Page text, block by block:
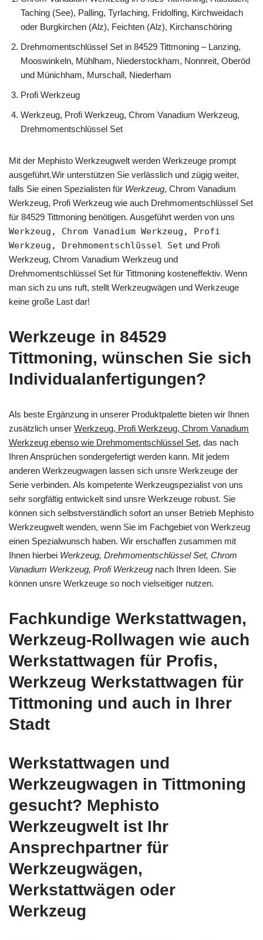
Taching (See), Palling, Tyrlaching, Fridolfing, Kirchweidach
oder Burgkirchen (Alz), Feichten (Alz), Kirchanschöring
Drehmomentschlüssel Set in 84529 Tittmoning – Lanzing,
Mooswinkeln, Mühlham, Niederstockham, Nonnreit, Oberöd
und Münichham, Murschall, Niederham
Profi Werkzeug
Werkzeug, Profi Werkzeug, Chrom Vanadium Werkzeug,
Drehmomentschlüssel Set
Mit der Mephisto Werkzeugwelt werden Werkzeuge prompt
ausgeführt.Wir unterstützen Sie verlässlich und zügig weiter,
falls Sie einen Spezialisten für Werkzeug, Chrom Vanadium
Werkzeug, Profi Werkzeug wie auch Drehmomentschlüssel Set
für 84529 Tittmoning benötigen. Ausgeführt werden von uns
Werkzeug, Chrom Vanadium Werkzeug, Profi
Werkzeug, Drehmomentschlüssel Set und Profi
Werkzeug, Chrom Vanadium Werkzeug und
Drehmomentschlüssel Set für Tittmoning kosteneffektiv. Wenn
man sich zu uns ruft, stellt Werkzeugwägen und Werkzeuge
keine große Last dar!
Werkzeuge in 84529
Tittmoning, wünschen Sie sich
Individualanfertigungen?
Als beste Ergänzung in unserer Produktpalette bieten wir Ihnen
zusätzlich unser Werkzeug, Profi Werkzeug, Chrom Vanadium
Werkzeug ebenso wie Drehmomentschlüssel Set, das nach
Ihren Ansprüchen sondergefertigt werden kann. Mit jedem
anderen Werkzeugwagen lassen sich unsre Werkzeuge der
Serie verbinden. Als kompetente Werkzeugspezialist von uns
sehr sorgfältig entwickelt sind unsre Werkzeuge robust. Sie
können sich selbstverständlich sofort an unser Betrieb Mephisto
Werkzeugwelt wenden, wenn Sie im Fachgebiet von Werkzeug
einen Spezialwunsch haben. Wir erschaffen zusammen mit
Ihnen hierbei Werkzeug, Drehmomentschlüssel Set, Chrom
Vanadium Werkzeug, Profi Werkzeug nach Ihren Ideen. Sie
können unsre Werkzeuge so noch vielseitiger nutzen.
Fachkundige Werkstattwagen,
Werkzeug-Rollwagen wie auch
Werkstattwagen für Profis,
Werkzeug Werkstattwagen für
Tittmoning und auch in Ihrer
Stadt
Werkstattwagen und
Werkzeugwagen in Tittmoning
gesucht? Mephisto
Werkzeugwelt ist Ihr
Ansprechpartner für
Werkzeugwägen,
Werkstattwägen oder
Werkzeug